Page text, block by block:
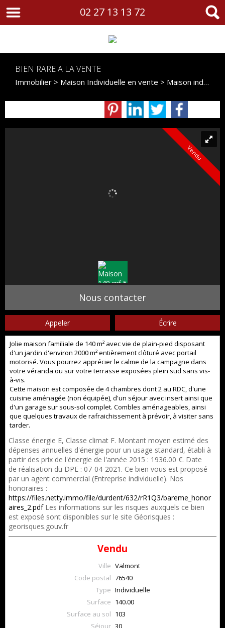
02 27 13 13 72
BIEN RARE A LA VENTE
Immobilier > Maison Individuelle en vente > Maison individuelle VM270
Vendu
Nous contacter
Appeler Écrire
Jolie maison familiale de 140 m² avec vie de plain-pied disposant
d'un jardin d'environ 2000 m² entièrement clôturé avec portail
motorisé. Vous pourrez apprécier le calme de la campagne dans
votre véranda ou sur votre terrasse exposées plein sud sans vis-
à-vis.
Cette maison est composée de 4 chambres dont 2 au RDC, d'une
cuisine aménagée (non équipée), d'un séjour avec insert ainsi que
d'un garage sur sous-sol complet. Combles aménageables, ainsi
que quelques travaux de rafraichissement à prévoir, à visiter sans
tarder.
Classe énergie E, Classe climat F. Montant moyen estimé des
dépenses annuelles d'énergie pour un usage standard, établi à
partir des prix de l'énergie de l'année 2015 : 1936.00 €. Date
de réalisation du DPE : 07-04-2021. Ce bien vous est proposé
par un agent commercial (Entreprise individuelle). Nos
honoraires :
https://files.netty.immo/file/durdent/632/rR1Q3/bareme_honor
aires_2.pdfLes informations sur les risques auxquels ce bien
est exposé sont disponibles sur le site Géorisques :
georisques.gouv.fr
Vendu
Ville Valmont
Code postal 76540
Type Individuelle
Surface 140.00
Surface au sol 103
Séjour 30